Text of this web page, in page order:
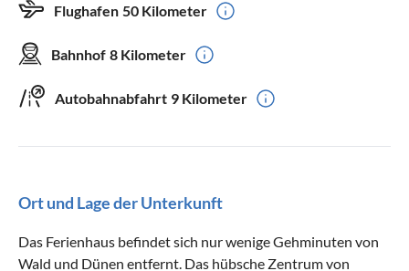
Flughafen 50 Kilometer
Bahnhof 8 Kilometer
Autobahnabfahrt 9 Kilometer
Ort und Lage der Unterkunft
Das Ferienhaus befindet sich nur wenige Gehminuten von
Wald und Dünen entfernt. Das hübsche Zentrum von